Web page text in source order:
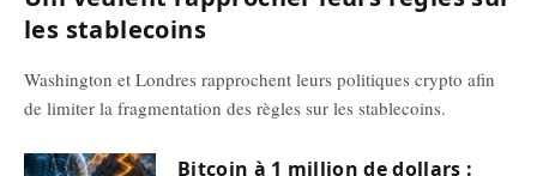
les stablecoins
Washington et Londres rapprochent leurs politiques crypto afin
de limiter la fragmentation des règles sur les stablecoins.
Bitcoin à 1 million de dollars :